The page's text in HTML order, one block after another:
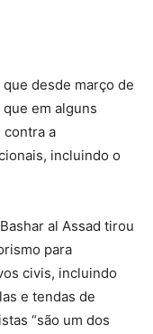
desde março de
em alguns
contra a
incluindo o
al Assad tirou
para
civis, incluindo
e tendas de
“são um dos